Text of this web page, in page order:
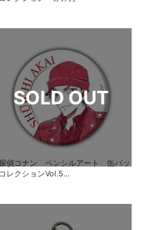
偵コナン ペンシルアート 缶バッ
レクションVol.5...